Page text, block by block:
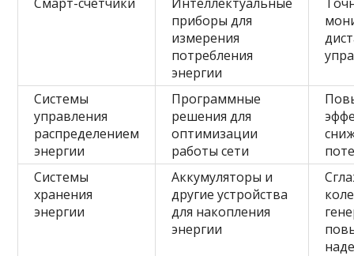
приборы для
измерения
потребления
энергии
Системы
управления
распределением
энергии
Программные
решения для
оптимизации
работы сети
Системы
хранения
энергии
Аккумуляторы и
другие устройства
для накопления
энергии